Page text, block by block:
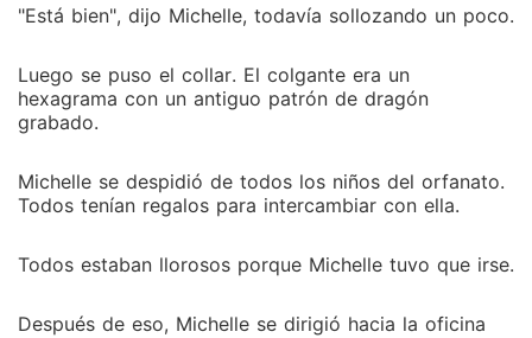
"Está bien", dijo Michelle, todavía sollozando un poco.
Luego se puso el collar. El colgante era un
hexagrama con un antiguo patrón de dragón
grabado.
Michelle se despidió de todos los niños del orfanato.
Todos tenían regalos para intercambiar con ella.
Todos estaban llorosos porque Michelle tuvo que irse.
Después de eso, Michelle se dirigió hacia la oficina